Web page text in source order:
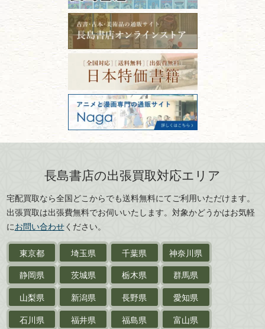
拓本・法帖・碑帖
篆刻・印譜
書道具
美術書・アート本・
デザイン本
カメラ・撮影術
版画・リトグラフ・
刀剣・鎧・甲冑
武道書・武術書
近代文学・
サイン色紙
作家草稿・原稿・肉筆物
探偵小説・推理小説
ない？適切な保管方法とクリ
ーニング！
ISBNコードとは？書籍の識別
番号の意味と役割を解説
価値ある古書を売るポイント
と注意点
福島県
富山県
青森県
岩手県
宮城県
秋田県
山形県
岐阜県
三重県
滋賀県
京都府
大阪府
兵庫県
奈良県
島根県
岡山県
徳島県
香川県
愛媛県
古本買取専門店 長島書店
〒101-0051
東京都千代田区神田神保町2-5-1
フリーダイヤル：0120-414-548
電話：03-3512-8115
FAX：03-3512-8116
古物商許可：東京都公安委員会 第
301028901712号
古物商名称：有限会社長島書店
長島書店の出張買取対応エリア
宅配買取なら全国どこからでも送料無料にてご利用いただけます。
出張買取は出張費無料でお伺いいたします。対象かどうかはお気軽
にお問い合わせください。
東京都 埼玉県 千葉県
神奈川県
静岡県
茨城県 栃木県
群馬県
山梨県
新潟県 長野県
愛知県
石川県
福井県 福島県
富山県